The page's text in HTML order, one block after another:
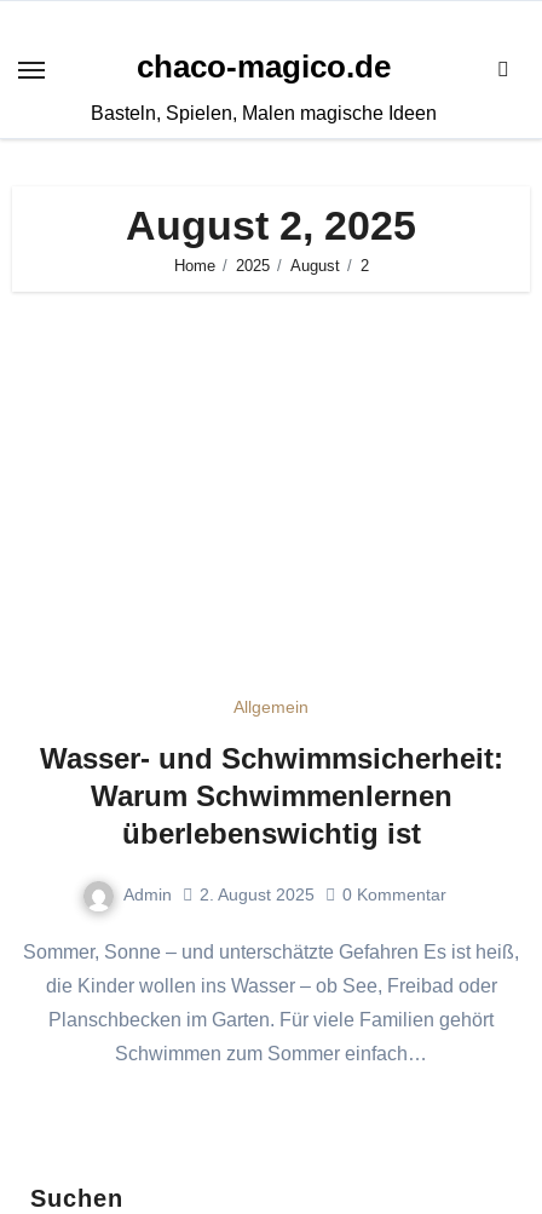
springen
chaco-magico.de
Basteln, Spielen, Malen magische Ideen
August 2, 2025
Home 2025 August 2
Allgemein
Wasser- und Schwimmsicherheit:
Warum Schwimmenlernen
überlebenswichtig ist
Admin 2. August 2025 0 Kommentar
Sommer, Sonne – und unterschätzte Gefahren Es ist heiß,
die Kinder wollen ins Wasser – ob See, Freibad oder
Planschbecken im Garten. Für viele Familien gehört
Schwimmen zum Sommer einfach…
Suchen